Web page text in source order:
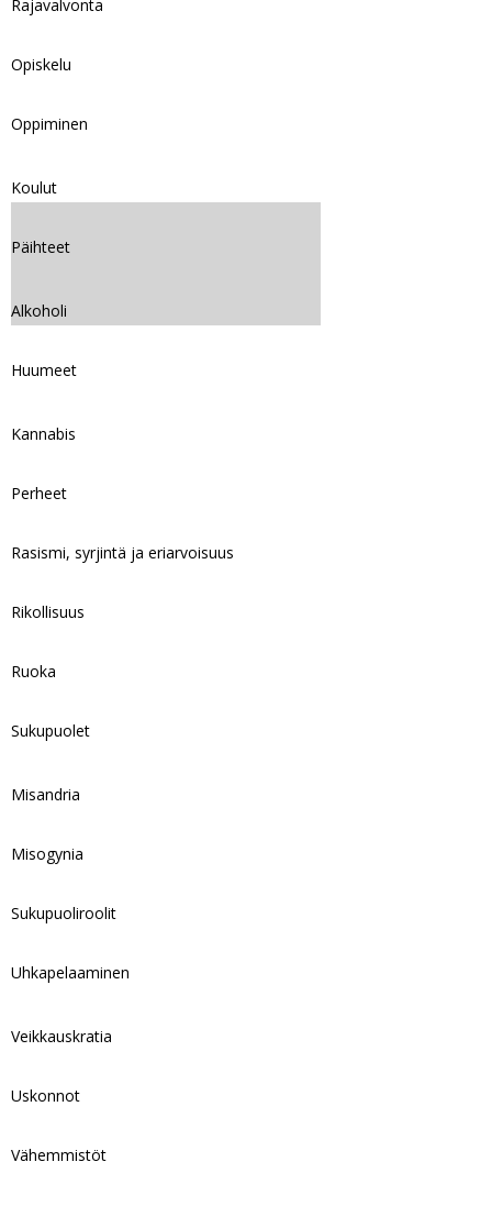
Rajavalvonta
Opiskelu
Oppiminen
Koulut
Päihteet
Alkoholi
Huumeet
Kannabis
Perheet
Rasismi, syrjintä ja eriarvoisuus
Rikollisuus
Ruoka
Sukupuolet
Misandria
Misogynia
Sukupuoliroolit
Uhkapelaaminen
Veikkauskratia
Uskonnot
Vähemmistöt